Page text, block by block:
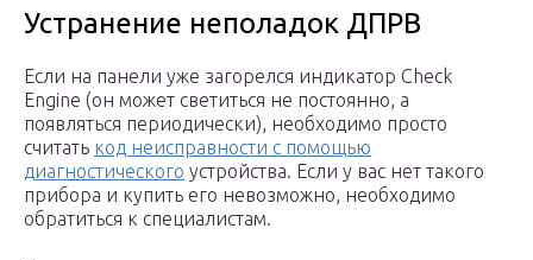
Устранение неполадок ДПРВ
Если на панели уже загорелся индикатор Check
Engine (он может светиться не постоянно, а
появляться периодически), необходимо просто
считать код неисправности с помощью
диагностического устройства. Если у вас нет такого
прибора и купить его невозможно, необходимо
обратиться к специалистам.